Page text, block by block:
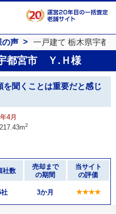
の声 一戸建て 栃木県宇都
都宮市 Ｙ.Ｈ様
聞くことは重要だと感じ
4月
2
社数
売却まで
の期間
当サイト
の評価
3か月 ★★★★